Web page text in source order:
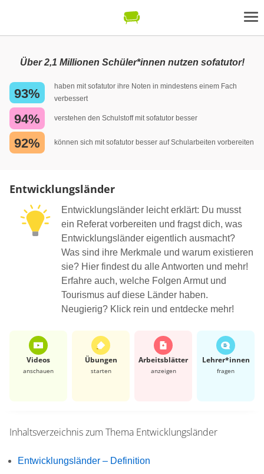
Über 2,1 Millionen Schüler*innen nutzen sofatutor!
93%
haben mit sofatutor ihre Noten in mindestens einem Fach
verbessert
94% verstehen den Schulstoff mit sofatutor besser
92% können sich mit sofatutor besser auf Schularbeiten vorbereiten
Entwicklungsländer
Entwicklungsländer leicht erklärt: Du musst
ein Referat vorbereiten und fragst dich, was
Entwicklungsländer eigentlich ausmacht?
Was sind ihre Merkmale und warum existieren
sie? Hier findest du alle Antworten und mehr!
Erfahre auch, welche Folgen Armut und
Tourismus auf diese Länder haben.
Neugierig? Klick rein und entdecke mehr!
Videos
anschauen
Übungen
starten
Arbeits­blätter
anzeigen
Lehrer*​innen
fragen
Inhaltsverzeichnis zum Thema Entwicklungsländer
Entwicklungsländer – Definition